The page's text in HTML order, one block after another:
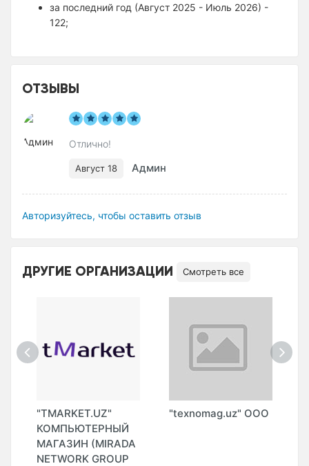
за последний год (Август 2025 - Июль 2026) -
122;
ОТЗЫВЫ
Отлично!
Август 18 Админ
Авторизуйтесь, чтобы оставить отзыв
ДРУГИЕ ОРГАНИЗАЦИИ Смотреть все
"TMARKET.UZ"
КОМПЬЮТЕРНЫЙ
МАГАЗИН (MIRADA
NETWORK GROUP
"texnomag.uz" ООО